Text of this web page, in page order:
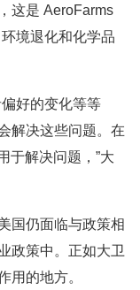
这是 AeroFarms
境退化和化学品
好的变化等等
解决这些问题。在
于解决问题，”大
国仍面临与政策相
政策中。正如大卫
用的地方。